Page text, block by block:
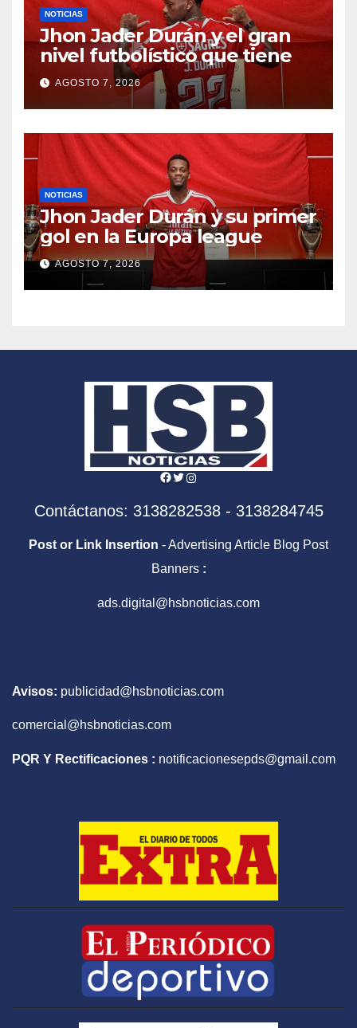
NOTICIAS
Jhon Jader Durán y el gran
nivel futbolístico que tiene
AGOSTO 7, 2026
NOTICIAS
Jhon Jader Durán y su primer
gol en la Europa league
AGOSTO 7, 2026
Facebook
Twitter
Instagram
Contáctanos: 3138282538 - 3138284745
Post or Link Insertion - Advertising Article Blog Post
Banners :
ads.digital@hsbnoticias.com
Avisos: publicidad@hsbnoticias.com
comercial@hsbnoticias.com
PQR Y Rectificaciones : notificacionesepds@gmail.com